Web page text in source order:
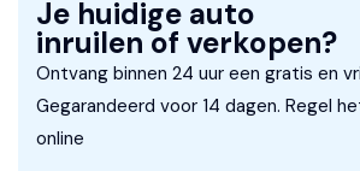
Bi-xenon koplampen
Buitenspiegels elektrisch verstelbaar
Buitenspiegels inklapbaar
Je huidige auto
inruilen of verkopen?
Ontvang binnen 24 uur een gratis en
Gegarandeerd voor 14 dagen. Regel
online